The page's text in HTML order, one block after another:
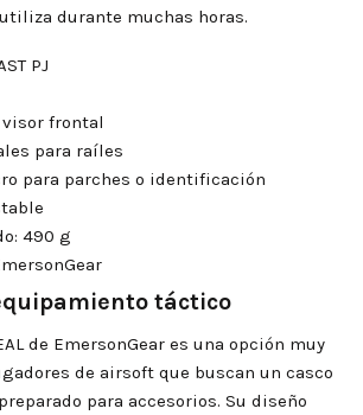
durante muchas horas.
PJ
visor frontal
para raíles
para parches o identificación
490 g
táctico
de EmersonGear es una opción muy
de airsoft que buscan un casco
para accesorios. Su diseño